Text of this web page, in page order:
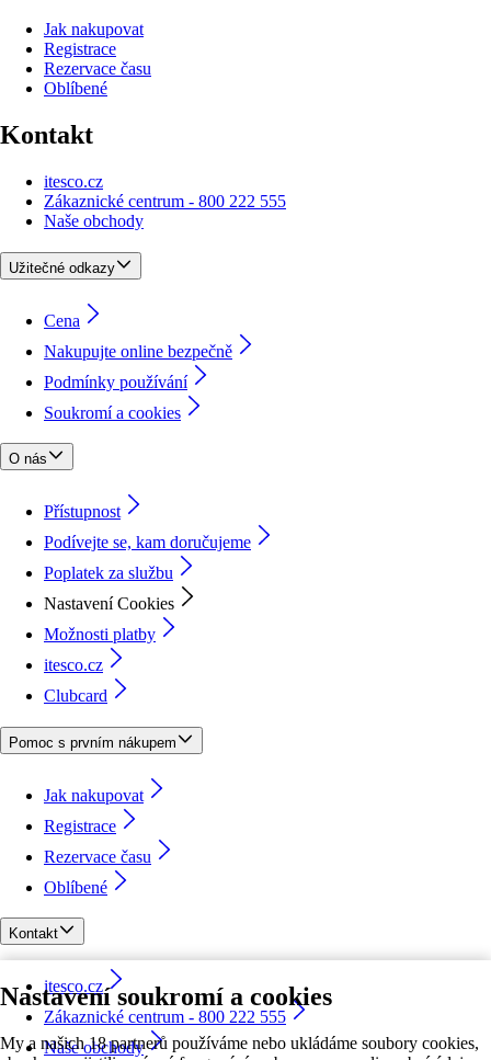
Nastavení soukromí a cookies
My a našich 18 partnerů používáme nebo ukládáme soubory cookies,
Jak nakupovat
Registrace
Rezervace času
Oblíbené
Kontakt
itesco.cz
Zákaznické centrum - 800 222 555
Naše obchody
Užitečné odkazy
Cena
Nakupujte online bezpečně
Podmínky používání
Soukromí a cookies
O nás
Přístupnost
Podívejte se, kam doručujeme
Poplatek za službu
Nastavení Cookies
Možnosti platby
itesco.cz
Clubcard
Pomoc s prvním nákupem
Jak nakupovat
Registrace
Rezervace času
Oblíbené
Kontakt
itesco.cz
Zákaznické centrum - 800 222 555
Naše obchody